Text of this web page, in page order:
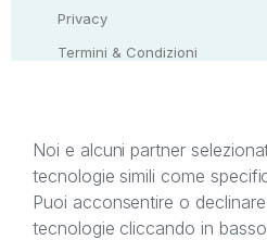
Privacy
Termini & Condizioni
Il presente sito web è di
C.F. e P.IVA
Noi e alcuni partner
tecnologie simili come
Puoi acconsentire o declinare
tecnologie cliccando in